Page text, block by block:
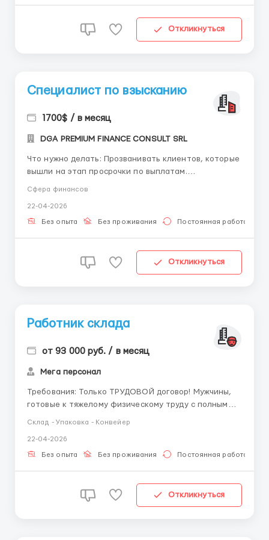
Откликнуться
Специалист по взысканию
1700$ / в месяц
DGA PREMIUM FINANCE CONSULT SRL
Что нужно делать: Прозванивать клиентов, которые
вышли на этап просрочки по выплатам.
для того, чтобы вы не потеряли в деньгах и в любом
случае зарабатывали не менее того уровня,
Сфера финансов
22-04-2026
Без опыта Без проживания Постоянная работа
Откликнуться
Работник склада
от 93 000 руб. / в месяц
Мега персонал
Требования: Только ТРУДОВОЙ договор! Мужчины,
готовые к тяжелому физическому труду с полным
комплект документов), хорошо разговаривают по-
русски. приветственный бонус 50% к часовой
Склад - Упаковка - Конвейер
22-04-2026
Без опыта Без проживания Постоянная работа
Откликнуться